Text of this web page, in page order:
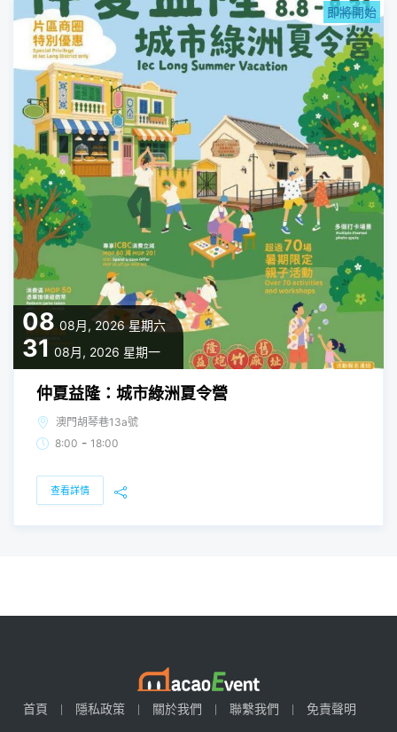
08 08月, 2026 星期六
31 08月, 2026 星期一
即將開始
仲夏益隆：城市綠洲夏令營
澳門胡琴巷13a號
8:00 - 18:00
查看詳情
首頁 隱私政策 關於我們 聯繫我們
免責聲明